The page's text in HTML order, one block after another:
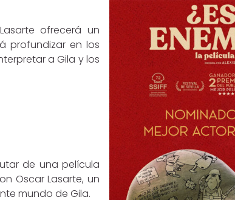
ofrecerá un
profundizar en los
a Gila y los
de una película
Oscar Lasarte, un
mundo de Gila.